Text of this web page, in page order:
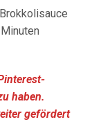
haben.
gefördert